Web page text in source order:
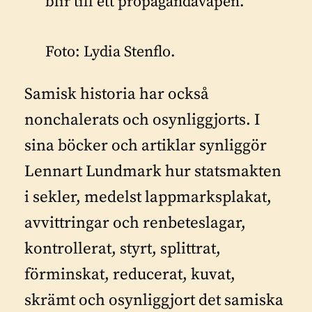
Foto: Lydia Stenflo.
Samisk historia har också
nonchalerats och osynliggjorts. I
sina böcker och artiklar synliggör
Lennart Lundmark hur statsmakten
i sekler, medelst lappmarksplakat,
avvittringar och renbeteslagar,
kontrollerat, styrt, splittrat,
förminskat, reducerat, kuvat,
skrämt och osynliggjort det samiska